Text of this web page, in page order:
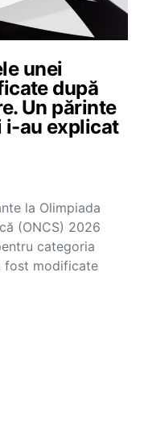
unei
după
Un părinte
i-au explicat
la Olimpiada
(ONCS) 2026
categoria
fost modificate